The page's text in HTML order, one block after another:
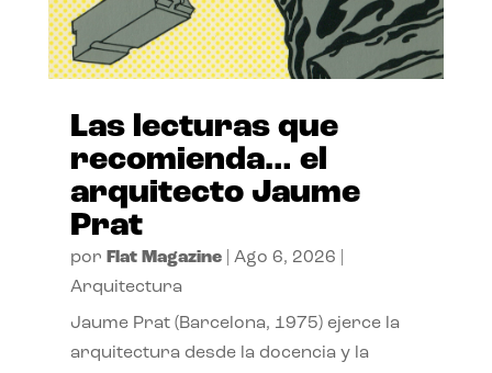
Las lecturas que
recomienda… el
arquitecto Jaume
Prat
por Flat Magazine| Ago 6, 2026
Arquitectura
Jaume Prat (Barcelona, 1975) ejerce la
arquitectura desde la docencia y la